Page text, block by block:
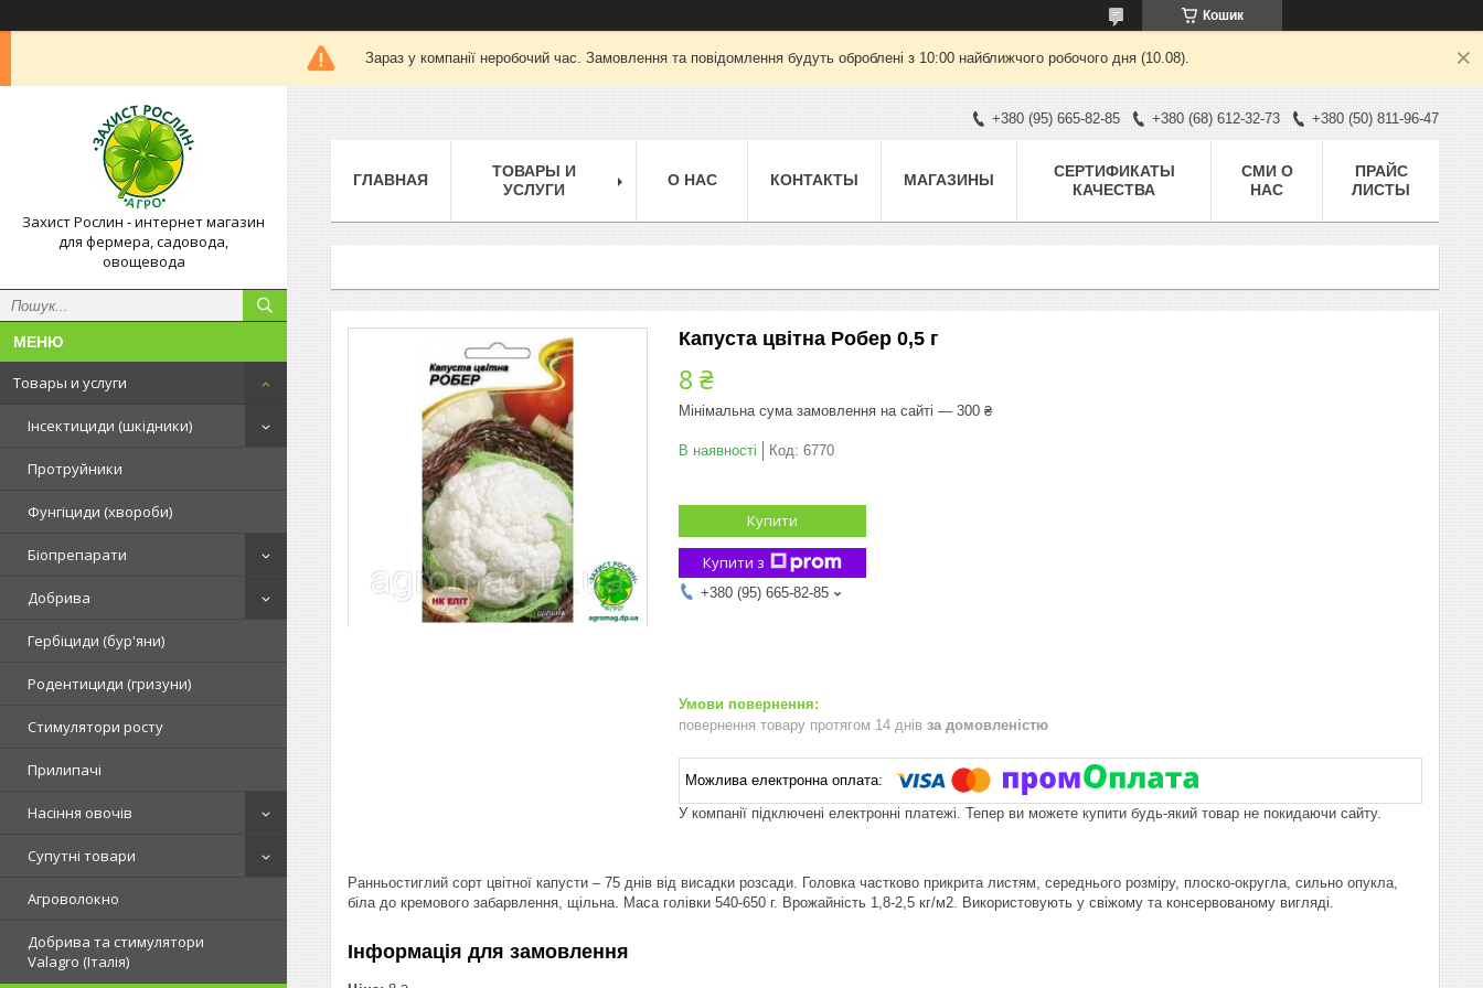
Кошик
Зараз у компанії неробочий час. Замовлення та повідомлення будуть оброблені з 10:00 найближчого робочого дня (10.08).
Захист Рослин - интернет магазин
для фермера, садовода,
овощевода
Товары и услуги
Інсектициди (шкідники)
Протруйники
Фунгіциди (хвороби)
Біопрепарати
Добрива
Гербіциди (бур'яни)
Родентициди (гризуни)
Стимулятори росту
Прилипачі
Насіння овочів
Супутні товари
Агроволокно
Добрива та стимулятори
Valagro (Італія)
+380 (95) 665-82-85 +380 (68) 612-32-73 +380 (50) 811-96-47
ГЛАВНАЯ
ТОВАРЫ И
УСЛУГИ
О НАС КОНТАКТЫ МАГАЗИНЫ
CЕРТИФИКАТЫ
КАЧЕСТВА
СМИ О
НАС
ПРАЙС
ЛИСТЫ
Капуста цвітна Робер 0,5 г
8 ₴
Мінімальна сума замовлення на сайті — 300 ₴
В наявності Код: 6770
Купити
Купити з
+380 (95) 665-82-85
повернення товару протягом 14 днів за домовленістю
У компанії підключені електронні платежі. Тепер ви можете купити будь-який товар не покидаючи сайту.
Ранньостиглий сорт цвітної капусти – 75 днів від висадки розсади. Головка частково прикрита листям, середнього розміру, плоско-округла, сильно опукла,
біла до кремового забарвлення, щільна. Маса голівки 540-650 г. Врожайність 1,8-2,5 кг/м2. Використовують у свіжому та консервованому вигляді.
Інформація для замовлення